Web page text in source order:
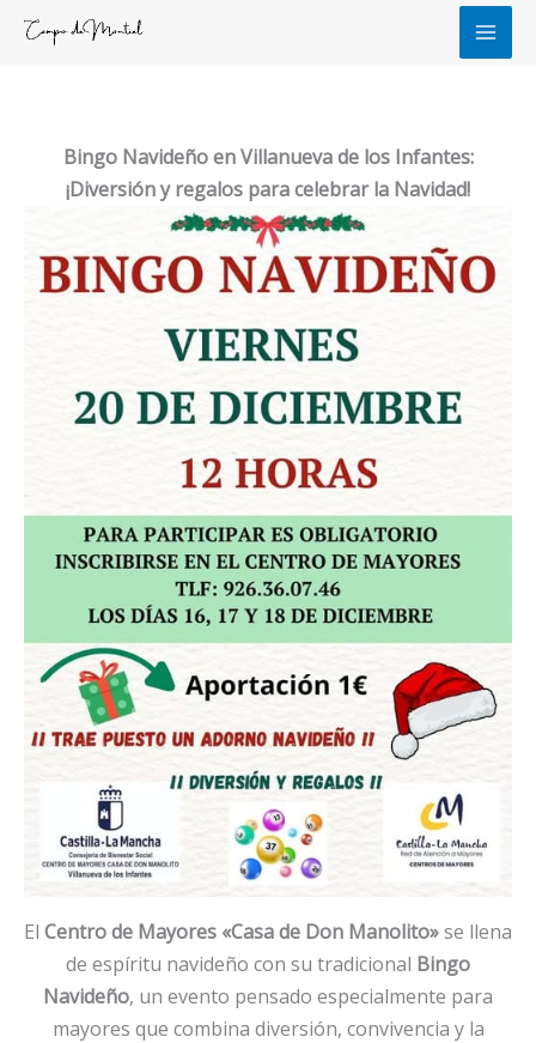
Bingo Navideño en Villanueva de los Infantes:
¡Diversión y regalos para celebrar la Navidad!
El Centro de Mayores «Casa de Don Manolito»se llena
de espíritu navideño con su tradicional Bingo
Navideño, un evento pensado especialmente para
mayores que combina diversión, convivencia y la